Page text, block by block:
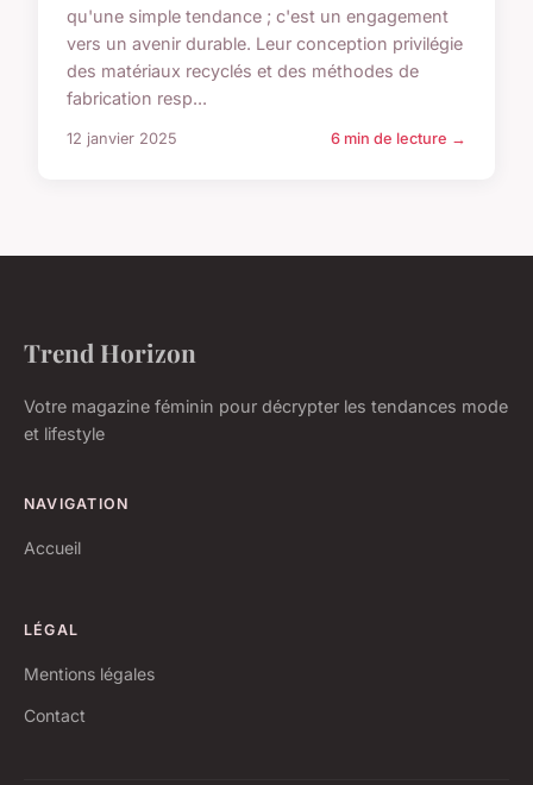
qu'une simple tendance ; c'est un engagement
vers un avenir durable. Leur conception privilégie
des matériaux recyclés et des méthodes de
fabrication resp...
12 janvier 2025 6 min de lecture →
Trend Horizon
Votre magazine féminin pour décrypter les tendances mode
et lifestyle
NAVIGATION
Accueil
LÉGAL
Mentions légales
Contact